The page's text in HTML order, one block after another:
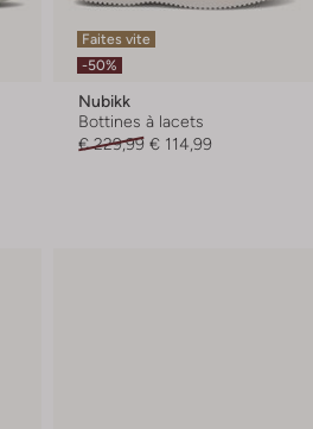
Faites vite
-50%
Nubikk
Bottines à lacets
€ 229,99 € 114,99